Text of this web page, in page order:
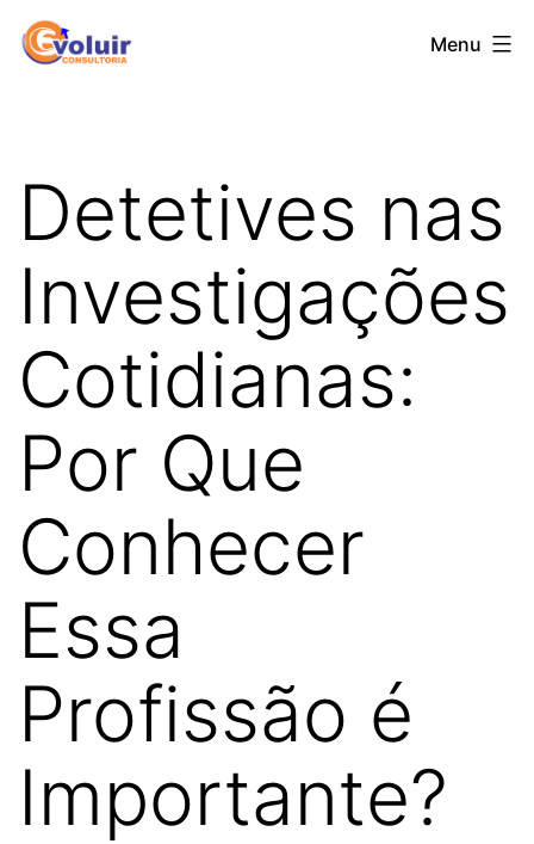
Skip
evoluirconsultoria-
Menu
Detetives nas
Investigações
Cotidianas:
Por Que
Conhecer
Essa
Profissão é
Importante?